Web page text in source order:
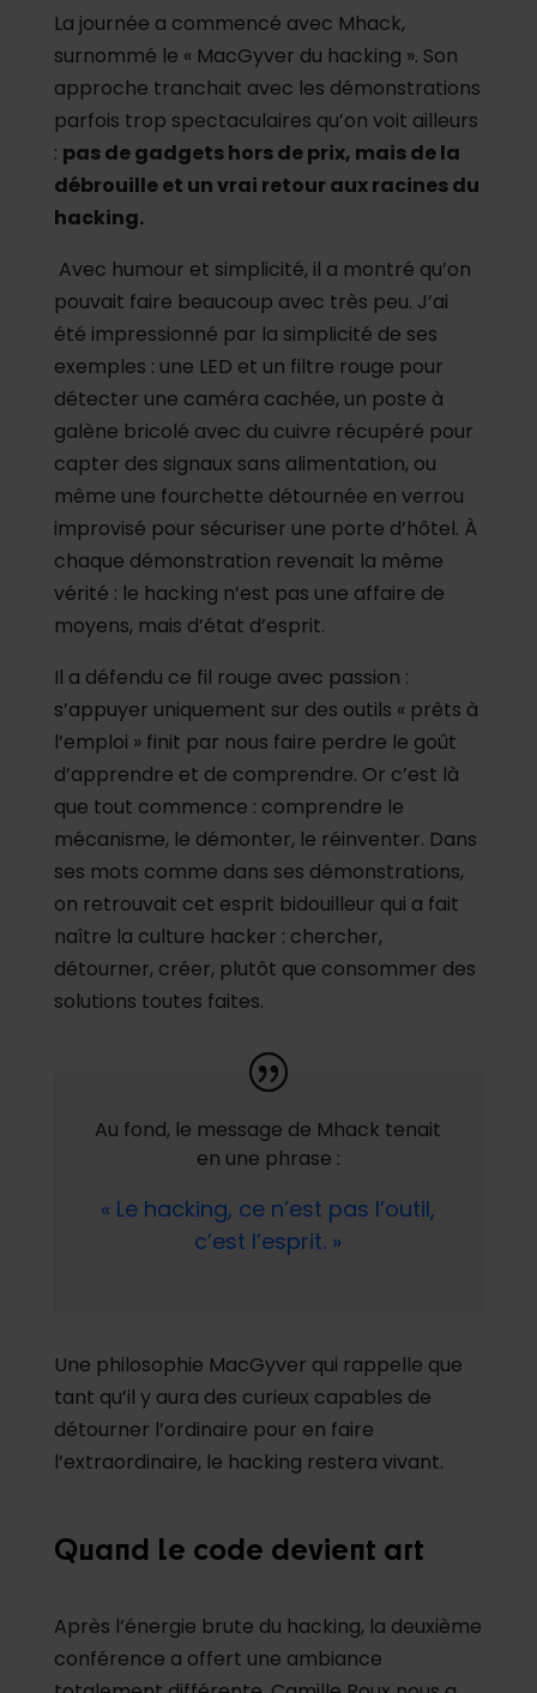
La journée a commencé avec Mhack,
surnommé le « MacGyver du hacking ». Son
approche tranchait avec les démonstrations
parfois trop spectaculaires qu’on voit ailleurs
: pas de gadgets hors de prix, mais de la
débrouille et un vrai retour aux racines du
hacking.
Avec humour et simplicité, il a montré qu’on
pouvait faire beaucoup avec très peu. J’ai
été impressionné par la simplicité de ses
exemples : une LED et un filtre rouge pour
détecter une caméra cachée, un poste à
galène bricolé avec du cuivre récupéré pour
capter des signaux sans alimentation, ou
même une fourchette détournée en verrou
improvisé pour sécuriser une porte d’hôtel. À
chaque démonstration revenait la même
vérité : le hacking n’est pas une affaire de
moyens, mais d’état d’esprit.
Il a défendu ce fil rouge avec passion :
s’appuyer uniquement sur des outils « prêts à
l’emploi » finit par nous faire perdre le goût
d’apprendre et de comprendre. Or c’est là
que tout commence : comprendre le
mécanisme, le démonter, le réinventer. Dans
ses mots comme dans ses démonstrations,
on retrouvait cet esprit bidouilleur qui a fait
naître la culture hacker : chercher,
détourner, créer, plutôt que consommer des
solutions toutes faites.
Au fond, le message de Mhack tenait
en une phrase :
« Le hacking, ce n’est pas l’outil,
c’est l’esprit. »
Une philosophie MacGyver qui rappelle que
tant qu’il y aura des curieux capables de
détourner l’ordinaire pour en faire
l’extraordinaire, le hacking restera vivant.
Quand le code devient art
Après l’énergie brute du hacking, la deuxième
conférence a offert une ambiance